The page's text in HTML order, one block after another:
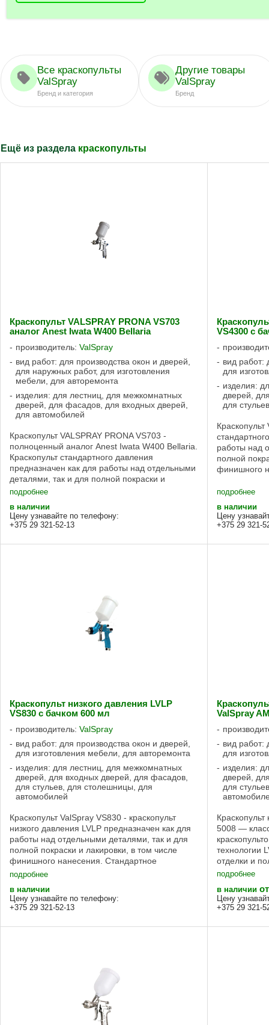
Все краскопульты
ValSpray
Бренд и категория
Другие товары
ValSpray
Бренд
Ещё из раздела краскопульты
Краскопульт VALSPRAY PRONA VS703
аналог Anest Iwata W400 Bellaria
производитель: ValSpray
вид работ: для производства окон и дверей,
для наружных работ, для изготовления
мебели, для авторемонта
изделия: для лестниц, для межкомнатных
дверей, для фасадов, для входных дверей,
для автомобилей
Краскопульт VALSPRAY PRONA VS703 -
полноценный аналог Anest Iwata W400 Bellaria.
Краскопульт стандартного давления
предназначен как для работы над отдельными
деталями, так и для полной покраски и
лакировки, в том числе финишного нанесения.
подробнее
в наличии
Цену узнавайте по телефону:
+375 29 321-52-13
VS4300 с
вид работ:
для
изделия:
дверей,
для
Краскопульт
работы над
полной
финишного
подробнее
в наличии
Цену
+375 29 321-
Краскопульт низкого давления LVLP
VS830 с бачком 600 мл
производитель: ValSpray
вид работ: для производства окон и дверей,
для изготовления мебели, для авторемонта
изделия: для лестниц, для межкомнатных
дверей, для входных дверей, для фасадов,
для стульев, для столешницы, для
автомобилей
Краскопульт ValSpray VS830 - краскопульт
низкого давления LVLP предназначен как для
работы над отдельными деталями, так и для
полной покраски и лакировки, в том числе
финишного нанесения. Стандартное
давление: LVLP Рабочее давление: 2 бара ...
подробнее
в наличии
Цену узнавайте по телефону:
+375 29 321-52-13
ValSpray
вид работ:
для
изделия:
дверей,
для
5008 —
технологии
отделки и
подробнее
в наличии от
Цену
+375 29 321-